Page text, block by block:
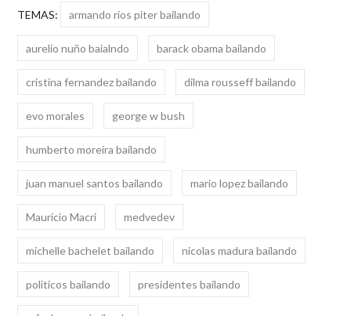
TEMAS: armando rios piter bailando
aurelio nuño baialndo barack obama bailando
cristina fernandez bailando dilma rousseff bailando
evo morales george w bush
humberto moreira bailando
juan manuel santos bailando mario lopez bailando
Mauricio Macri medvedev
michelle bachelet bailando nicolas madura bailando
politicos bailando presidentes bailando